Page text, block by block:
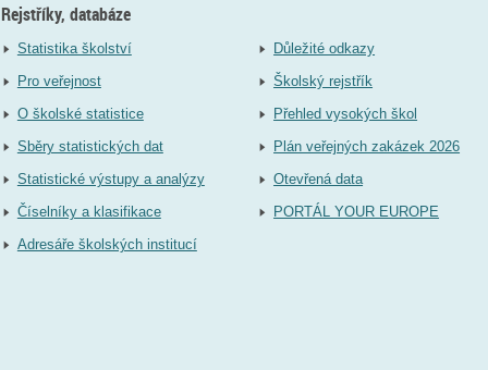
Rejstříky, databáze
Statistika školství
Pro veřejnost
O školské statistice
Sběry statistických dat
Statistické výstupy a analýzy
Číselníky a klasifikace
Adresáře školských institucí
Důležité odkazy
Školský rejstřík
Přehled vysokých škol
Plán veřejných zakázek 2026
Otevřená data
PORTÁL YOUR EUROPE